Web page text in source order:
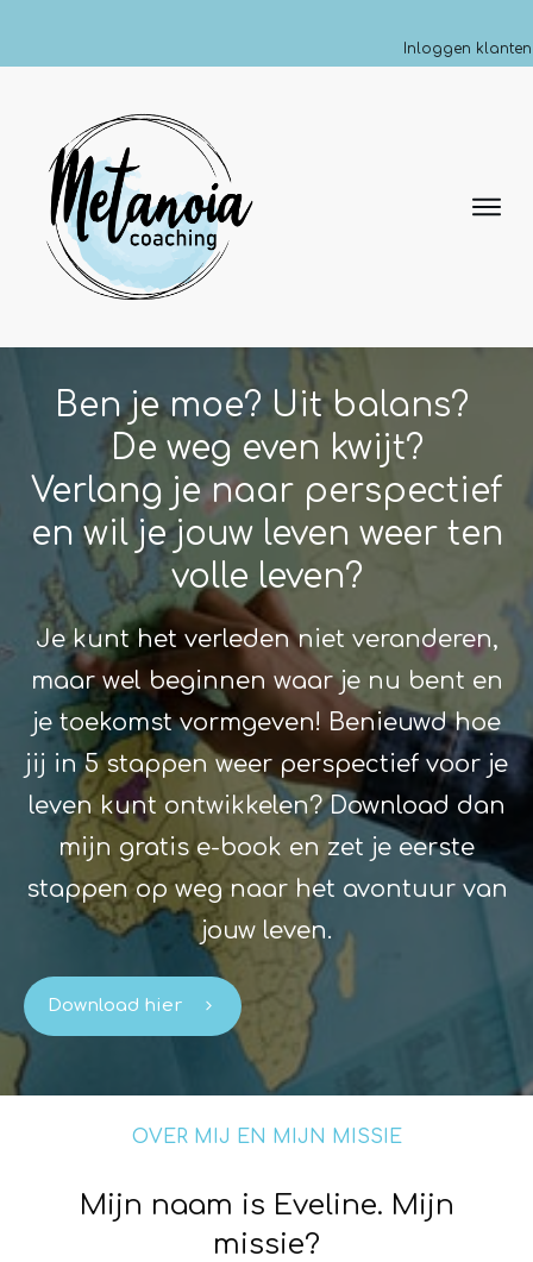
Inloggen klanten
Ben je moe? Uit balans?
De weg even kwijt?
Verlang je naar perspectief
en wil je jouw leven weer ten
volle leven?
Je kunt het verleden niet veranderen,
maar wel beginnen waar je nu bent en
je toekomst vormgeven! Benieuwd hoe
jij in 5 stappen weer perspectief voor je
leven kunt ontwikkelen? Download dan
mijn gratis e-book en zet je eerste
stappen op weg naar het avontuur van
jouw leven.
Download hier
OVER MIJ EN MIJN MISSIE
Mijn naam is Eveline. Mijn
missie?